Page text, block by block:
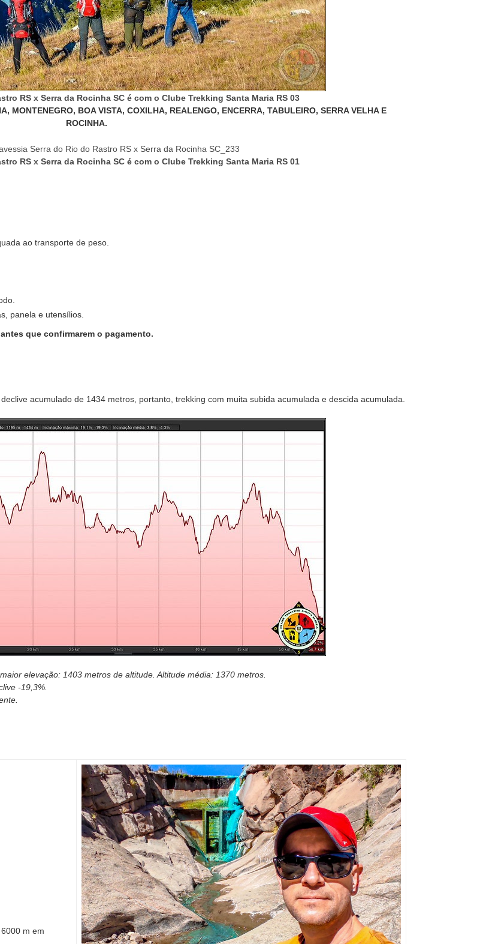
MONTENEGRO, BOA VISTA, COXILHA, REALENGO, ENCERRA, TABULEIRO, SERRA VELHA E
ROCINHA.
ao transporte de peso.
panela e utensílios.
que confirmarem o pagamento.
acumulado de 1434 metros, portanto, trekking com muita subida acumulada e descida acumulada.
elevação: 1403 metros de altitude. Altitude média: 1370 metros.
-19,3%.
m em